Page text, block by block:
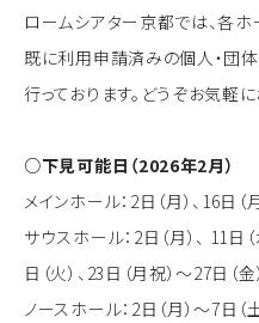
ロームシアター京都では、各
既に利用申請済みの個人・団
行っております。どうぞお気軽
○下見可能日（2026年2月）
メインホール：2日（月）、16日（月
サウスホール：2日（月）、 11日
日（火）、23日（月祝）～27日（金）
ノースホール：2日（月）～7日（土